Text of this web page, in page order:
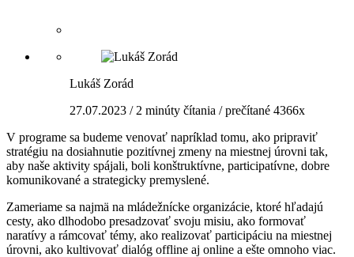
Lukáš Zorád
27.07.2023 / 2 minúty čítania / prečítané 4366x
V programe sa budeme venovať napríklad tomu, ako pripraviť
stratégiu na dosiahnutie pozitívnej zmeny na miestnej úrovni tak,
aby naše aktivity spájali, boli konštruktívne, participatívne, dobre
komunikované a strategicky premyslené.
Zameriame sa najmä na mládežnícke organizácie, ktoré hľadajú
cesty, ako dlhodobo presadzovať svoju misiu, ako formovať
naratívy a rámcovať témy, ako realizovať participáciu na miestnej
úrovni, ako kultivovať dialóg offline aj online a ešte omnoho viac.